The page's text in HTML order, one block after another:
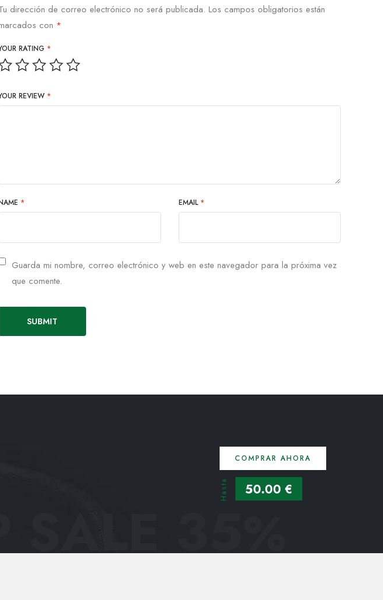
dirección de correo electrónico no será publicada. Los campos obligatorios están
con *
RATING *
REVIEW *
* EMAIL *
Guarda mi nombre, correo electrónico y web en este navegador para la próxima vez
que comente.
COMPRAR AHORA
Hasta 50.00 €
SALE 35%